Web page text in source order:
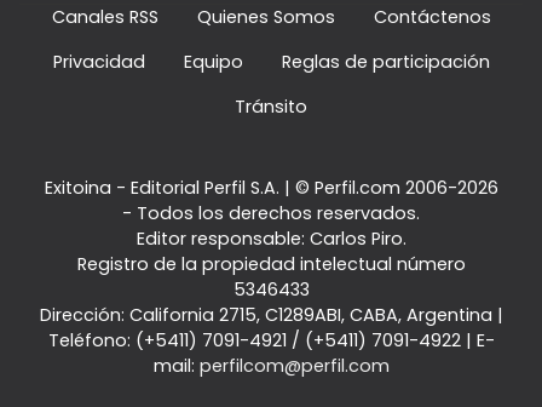
Canales RSS Quienes Somos
Contáctenos
Privacidad
Equipo
Reglas de participación
Tránsito
Exitoina - Editorial Perfil S.A. | © Perfil.com 2006-2026
- Todos los derechos reservados.
Editor responsable: Carlos Piro.
Registro de la propiedad intelectual número
5346433
Dirección: California 2715, C1289ABI, CABA, Argentina |
Teléfono: (+5411) 7091-4921 / (+5411) 7091-4922| E-
mail: perfilcom@perfil.com